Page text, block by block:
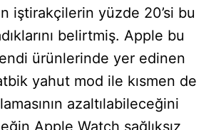
iştirakçilerin yüzde 20’si bu
belirtmiş. Apple bu
ürünlerinde yer edinen
yahut mod ile kısmen de
azaltılabileceğini
Apple Watch sağlıksız